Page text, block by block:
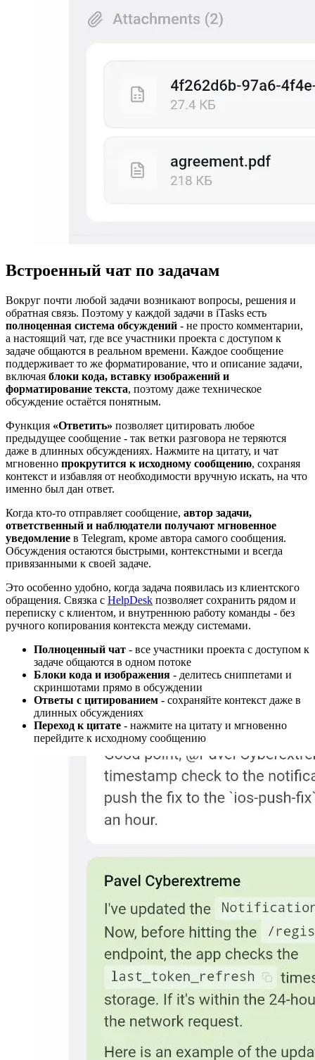
Встроенный чат по задачам
Вокруг почти любой задачи возникают вопросы, решения и
обратная связь. Поэтому у каждой задачи в iTasks есть
полноценная система обсуждений - не просто комментарии,
а настоящий чат, где все участники проекта с доступом к
задаче общаются в реальном времени. Каждое сообщение
поддерживает то же форматирование, что и описание задачи,
включая блоки кода, вставку изображений и
форматирование текста, поэтому даже техническое
обсуждение остаётся понятным.
Функция «Ответить» позволяет цитировать любое
предыдущее сообщение - так ветки разговора не теряются
даже в длинных обсуждениях. Нажмите на цитату, и чат
мгновенно прокрутится к исходному сообщению, сохраняя
контекст и избавляя от необходимости вручную искать, на что
именно был дан ответ.
Когда кто-то отправляет сообщение, автор задачи,
ответственный и наблюдатели получают мгновенное
уведомление в Telegram, кроме автора самого сообщения.
Обсуждения остаются быстрыми, контекстными и всегда
привязанными к своей задаче.
Это особенно удобно, когда задача появилась из клиентского
обращения. Связка с HelpDesk позволяет сохранить рядом и
переписку с клиентом, и внутреннюю работу команды - без
ручного копирования контекста между системами.
Полноценный чат - все участники проекта с доступом к
задаче общаются в одном потоке
Блоки кода и изображения - делитесь сниппетами и
скриншотами прямо в обсуждении
Ответы с цитированием - сохраняйте контекст даже в
длинных обсуждениях
Переход к цитате - нажмите на цитату и мгновенно
перейдите к исходному сообщению